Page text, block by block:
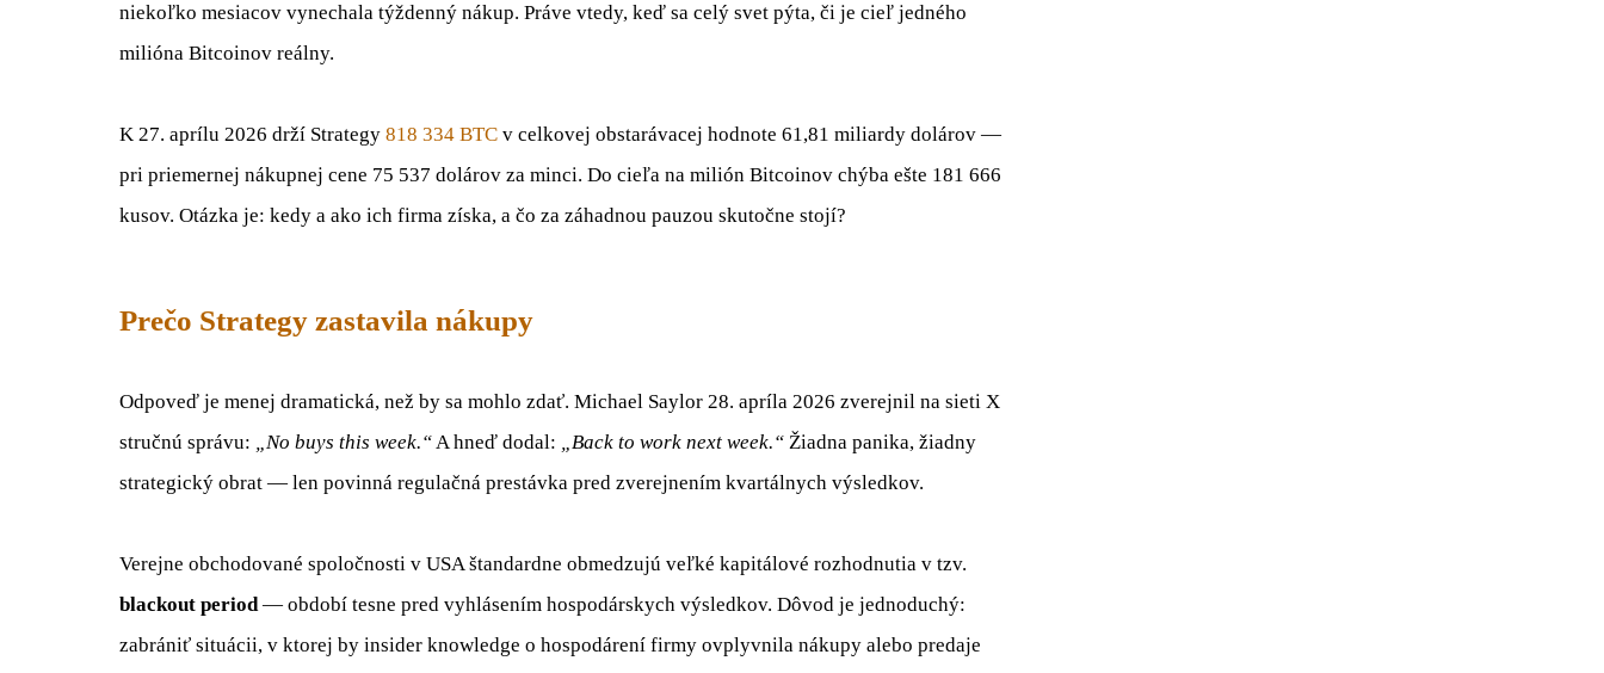
niekoľko mesiacov vynechala týždenný nákup. Práve vtedy, keď sa celý svet pýta, či je cieľ jedného
milióna Bitcoinov reálny.
K 27. aprílu 2026 drží Strategy 818 334 BTC v celkovej obstarávacej hodnote 61,81 miliardy dolárov —
pri priemernej nákupnej cene 75 537 dolárov za minci. Do cieľa na milión Bitcoinov chýba ešte 181 666
kusov. Otázka je: kedy a ako ich firma získa, a čo za záhadnou pauzou skutočne stojí?
Prečo Strategy zastavila nákupy
Odpoveď je menej dramatická, než by sa mohlo zdať. Michael Saylor 28. apríla 2026 zverejnil na sieti X
stručnú správu: „No buys this week.“A hneď dodal: „Back to work next week.“ Žiadna panika, žiadny
strategický obrat — len povinná regulačná prestávka pred zverejnením kvartálnych výsledkov.
Verejne obchodované spoločnosti v USA štandardne obmedzujú veľké kapitálové rozhodnutia v tzv.
blackout period— období tesne pred vyhlásením hospodárskych výsledkov. Dôvod je jednoduchý:
zabrániť situácii, v ktorej by insider knowledge o hospodárení firmy ovplyvnila nákupy alebo predaje